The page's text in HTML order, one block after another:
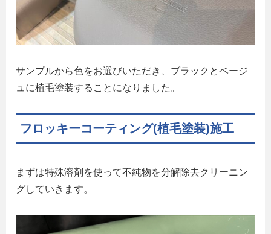
サンプルから色をお選びいただき、ブラックとベージ
ュに植毛塗装することになりました。
フロッキーコーティング(植毛塗装)施工
まずは特殊溶剤を使って不純物を分解除去クリーニン
グしていきます。